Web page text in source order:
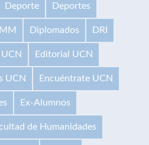
Deporte Deportes
Diplomados DRI
Editorial UCN
UCN Encuéntrate UCN
Ex-Alumnos
de Humanidades